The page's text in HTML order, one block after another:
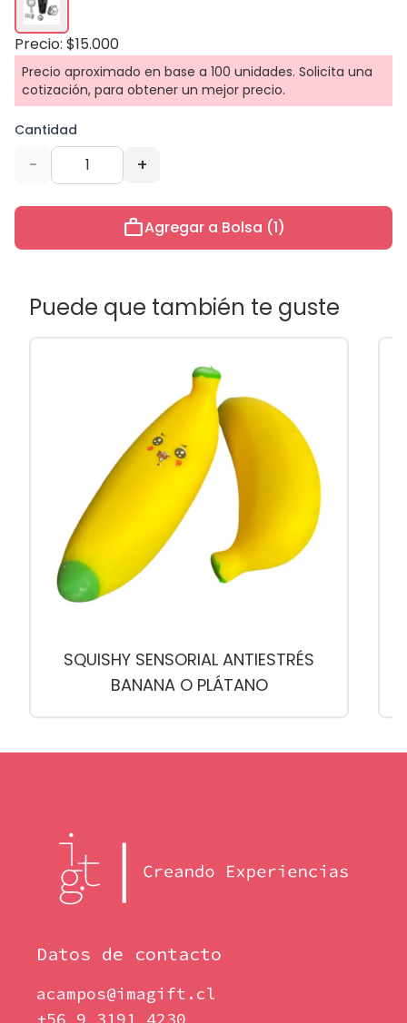
Precio: $15.000
Precio aproximado en base a 100 unidades. Solicita una
cotización, para obtener un mejor precio.
Cantidad
- +
workAgregar a Bolsa (1)
Puede que también te guste
SQUISHY SENSORIAL ANTIESTRÉS
BANANA O PLÁTANO
Datos de contacto
acampos@imagift.cl